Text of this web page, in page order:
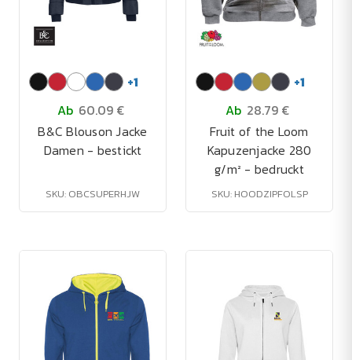
+1
Ab 60.09 €
B&C Blouson Jacke
Damen - bestickt
SKU: OBCSUPERHJW
+1
Ab 28.79 €
Fruit of the Loom
Kapuzenjacke 280
g/m² - bedruckt
SKU: HOODZIPFOLSP